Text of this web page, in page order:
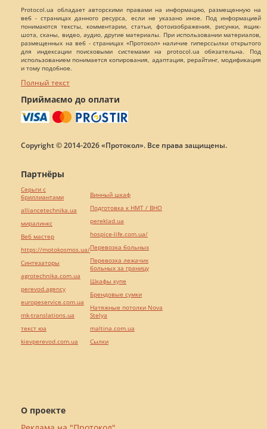
Protocol.ua обладает авторскими правами на информацию, размещенную на
веб - страницах данного ресурса, если не указано иное. Под информацией
понимаются тексты, комментарии, статьи, фотоизображения, рисунки, ящик-
шота, сканы, видео, аудио, другие материалы. При использовании материалов,
размещенных на веб - страницах «Протокол» наличие гиперссылки открытого
для индексации поисковыми системами на protocol.ua обязательна. Под
использованием понимается копирования, адаптация, рерайтинг, модификация
и тому подобное.
Полный текст
Приймаємо до оплати
Copyright © 2014-2026 «Протокол». Все права защищены.
О проекте
Партнёры
Серьги с
бриллиантами
alliancetechnika.ua
миралинкс
Веб мастер
https://motokosmos.ua/
Синтезаторы
agrotechnika.com.ua
perevod.agency
europeservice.com.ua
mk-translations.ua
текст юа
kievperevod.com.ua
Винный шкаф
Подготовка к НМТ / ВНО
pereklad.ua
hospice-life.com.ua/
Перевозка больных
Перевозка лежачих
больных за границу
Шкафы купе
Брендовые сумки
Натяжные потолки Nova
Stelya
maltina.com.ua
Cылки